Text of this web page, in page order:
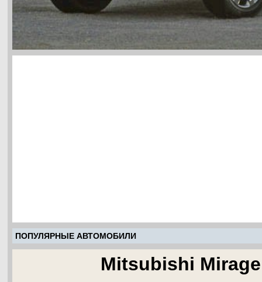
ПОПУЛЯРНЫЕ АВТОМОБИЛИ
Mitsubishi Mirage